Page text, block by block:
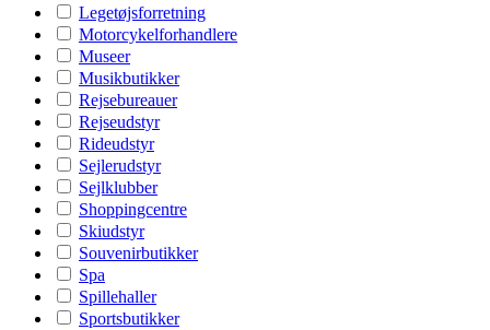
Legetøjsforretning
Motorcykelforhandlere
Museer
Musikbutikker
Rejsebureauer
Rejseudstyr
Rideudstyr
Sejlerudstyr
Sejlklubber
Shoppingcentre
Skiudstyr
Souvenirbutikker
Spa
Spillehaller
Sportsbutikker